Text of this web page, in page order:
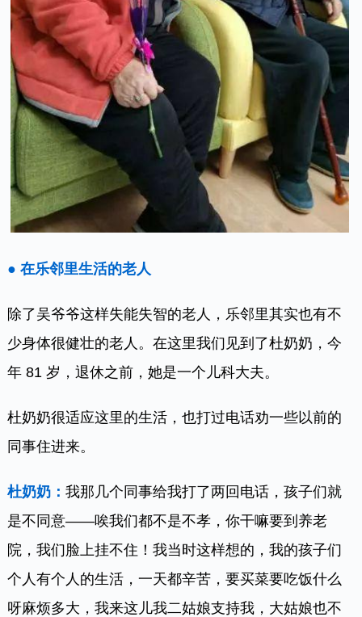
● 在乐邻里生活的老人
除了吴爷爷这样失能失智的老人，乐邻里其实也有不
少身体很健壮的老人。在这里我们见到了杜奶奶，今
年 81 岁，退休之前，她是一个儿科大夫。
杜奶奶很适应这里的生活，也打过电话劝一些以前的
同事住进来。
杜奶奶：我那几个同事给我打了两回电话，孩子们就
是不同意——唉我们都不是不孝，你干嘛要到养老
院，我们脸上挂不住！我当时这样想的，我的孩子们
个人有个人的生活，一天都辛苦，要买菜要吃饭什么
呀麻烦多大，我来这儿我二姑娘支持我，大姑娘也不